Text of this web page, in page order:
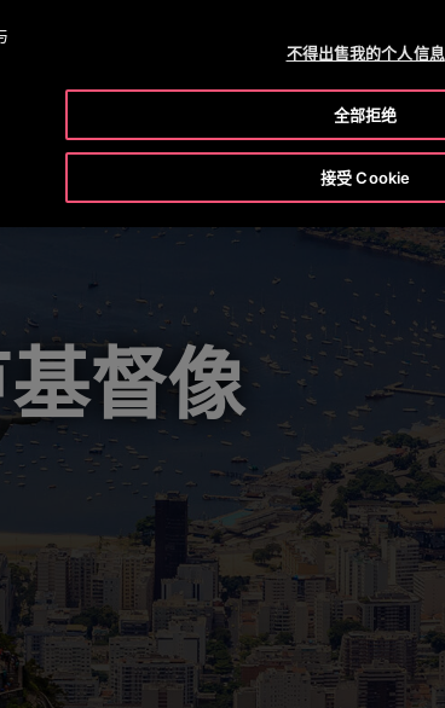
OTISLINE +86 400 818 5588 /800 818 5588
关于奥的斯
督像
不得出售我的个人信息
全部拒绝
接受 Cookie